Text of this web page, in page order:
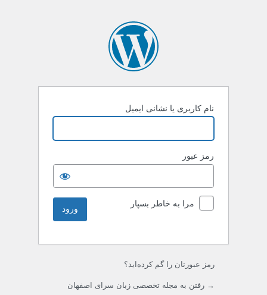
نام کاربری یا نشانی ایمیل
رمز عبور
مرا به خاطر بسپار
رمز عبورتان را گم کرده‌اید؟
→ رفتن به مجله تخصصی زبان سرای اصفهان